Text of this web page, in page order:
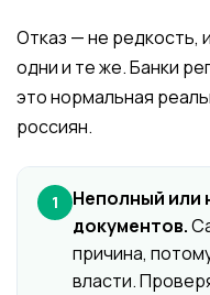
Отказ — не редкость,
одни и те же. Банки
это нормальная
россиян.
1
Неполный или
документов.
причина,
власти.